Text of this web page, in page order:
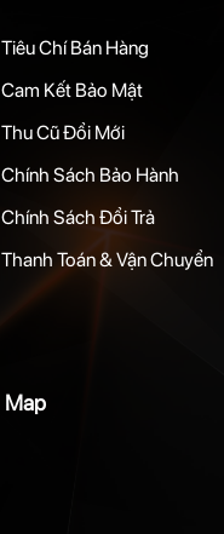
Tiêu Chí Bán Hàng
Cam Kết Bảo Mật
Thu Cũ Đổi Mới
Chính Sách Bảo Hành
Chính Sách Đổi Trả
Thanh Toán & Vận Chuyển
Map